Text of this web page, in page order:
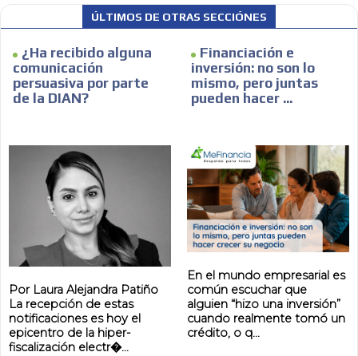
ÚLTIMOS DE OTRAS SECCIÓNES
¿Ha recibido alguna
comunicación
persuasiva por parte
de la DIAN?
Por Laura Alejandra Patiño
La recepción de estas
notificaciones es hoy el
epicentro de la hiper-
fiscalización electr�...
Financiación e
inversión: no son lo
mismo, pero juntas
pueden hacer ...
En el mundo empresarial es
común escuchar que
alguien “hizo una inversión”
cuando realmente tomó un
crédito, o q...